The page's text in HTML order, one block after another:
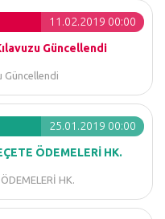
11.02.2019 00:00
Güncellendi
Güncellendi
25.01.2019 00:00
ÖDEMELERİ HK.
HK.